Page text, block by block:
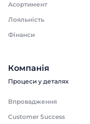
Асортимент
Лояльність
Фінанси
Компанія
Процеси у деталях
Впровадження
Customer Success